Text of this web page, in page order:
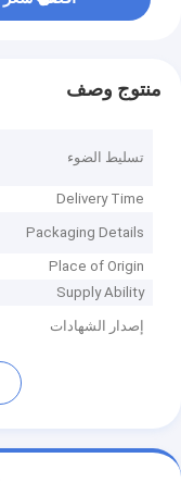
منتوج وصف
تسليط الضوء
Delivery Time
Packaging Details
Place of Origin
Supply Ability
إصدار الشهادات